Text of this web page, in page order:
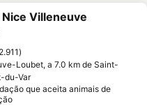
aos favoritos
Nice Villeneuve
2.911
Loubet, a 7.0 km de Saint-
du-Var
que aceita animais de